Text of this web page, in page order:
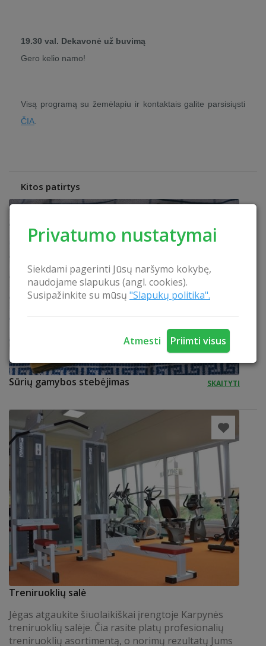
Privatumo nustatymai
Siekdami pagerinti Jūsų naršymo kokybę,
naudojame slapukus (angl. cookies).
Susipažinkite su mūsų "Slapukų politika".
Atmesti Priimti visus
19.30 val. Dekavonė už buvimą
Gero kelio namo!
Visą programą su žemėlapiu ir kontaktais galite parsisiųsti
ČIA
Kitos patirtys
Sūrių gamybos stebėjimas SKAITYTI
Treniruoklių salė
Jėgas atgaukite šiuolaikiškai įrengtoje Karpynės
treniruoklių salėje. Čia rasite platų profesionalių
treniruoklių asortimentą, o norimų rezultatų Jums